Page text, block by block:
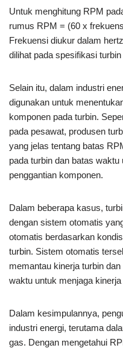
Untuk menghitung RPM
rumus RPM = (60 x
Frekuensi diukur dalam
dilihat pada spesifikasi
Selain itu, dalam industri
digunakan untuk
komponen pada turbin.
pada pesawat, produsen
yang jelas tentang batas
pada turbin dan batas
penggantian komponen.
Dalam beberapa kasus,
dengan sistem otomatis
otomatis berdasarkan
turbin. Sistem otomatis
memantau kinerja turbin
waktu untuk menjaga
Dalam kesimpulannya,
industri energi, terutama
gas. Dengan mengetahui